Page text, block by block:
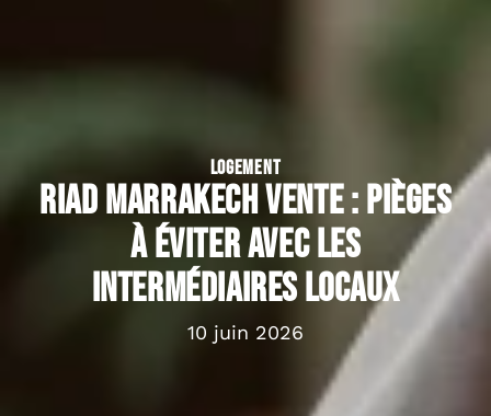
LOGEMENT
Riad Marrakech vente : pièges
à éviter avec les
intermédiaires locaux
10 juin 2026